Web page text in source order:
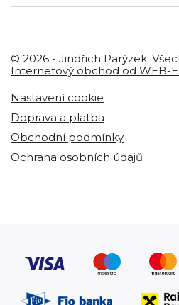
© 2026 - Jindřich Parýzek.
Internetový obchod od WEB-
Nastavení cookie
Doprava a platba
Obchodní podmínky
Ochrana osobních údajů